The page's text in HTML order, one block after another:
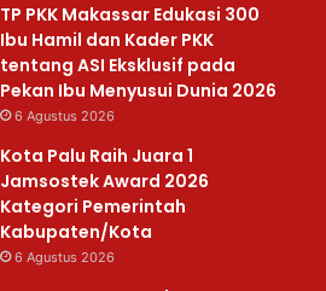
TP PKK Makassar Edukasi 300
Ibu Hamil dan Kader PKK
tentang ASI Eksklusif pada
Pekan Ibu Menyusui Dunia 2026
6 Agustus 2026
Kota Palu Raih Juara 1
Jamsostek Award 2026
Kategori Pemerintah
Kabupaten/Kota
6 Agustus 2026